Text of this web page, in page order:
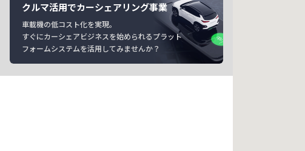
クルマ活用でカーシェアリング事業
車載機の低コスト化を実現。
すぐにカーシェアビジネスを始められるプラット
フォームシステムを活用してみませんか？